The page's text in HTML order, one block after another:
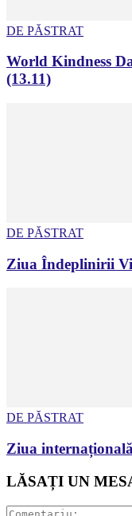
DE PĂSTRAT
World Kindness
(13.11)
DE PĂSTRAT
Ziua Îndeplinirii
DE PĂSTRAT
Ziua
LĂSAȚI UN